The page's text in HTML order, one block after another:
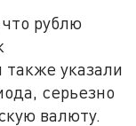
рублю
указали
серьезно
валюту.